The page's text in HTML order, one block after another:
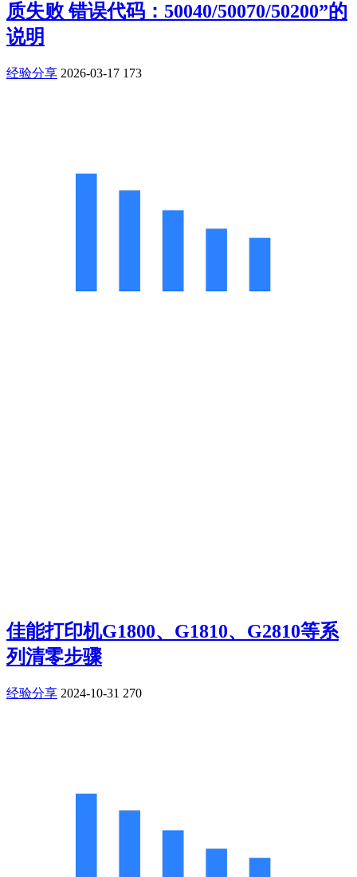
质失败 错误代码：50040/50070/50200”的
说明
经验分享 2026-03-17 173
佳能打印机G1800、G1810、G2810等系
列清零步骤
经验分享 2024-10-31 270